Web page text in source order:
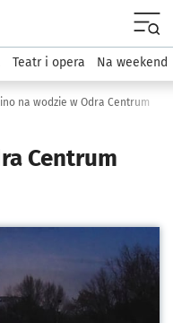
Wydarzenia
Teatr i opera Na weekend
na wodzie w Odra Centrum
Centrum